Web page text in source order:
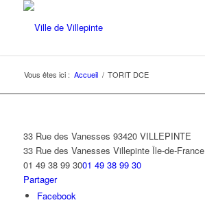
Vous êtes ici : Accueil / TORIT DCE
33 Rue des Vanesses 93420 VILLEPINTE
33 Rue des Vanesses Villepinte Île-de-France
01 49 38 99 3001 49 38 99 30
Partager
Facebook